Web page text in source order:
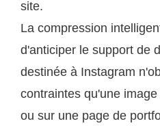
site.
La compression
d'anticiper le support de
destinée à Instagram
contraintes qu'une
ou sur une page de